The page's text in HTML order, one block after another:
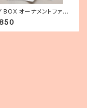
BOX オーナメントファブ